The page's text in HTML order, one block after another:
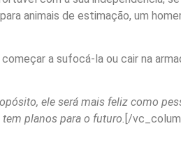
animais de estimação, um
a sufocá-la ou cair na
ele será mais feliz como
planos para o futuro. [/